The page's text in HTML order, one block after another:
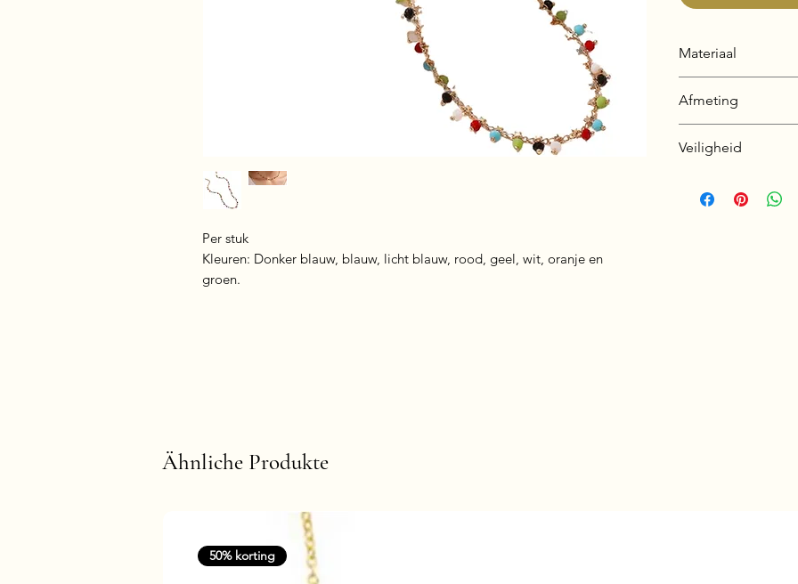
Per stuk
Kleuren: Donker blauw, blauw, licht blauw, rood, geel, wit, oranje en
groen.
Materiaal
materiaal).
Afmeting
Dikte: 6 mm
Veiligheid
Ähnliche Produkte
50% korting